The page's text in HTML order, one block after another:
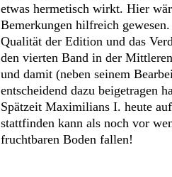
etwas hermetisch wirkt. Hier
Bemerkungen hilfreich
Qualität der Edition und das
den vierten Band in der
und damit (neben seinem
entscheidend dazu beigetragen
Spätzeit Maximilians I. heute
stattfinden kann als noch vor
fruchtbaren Boden fallen!